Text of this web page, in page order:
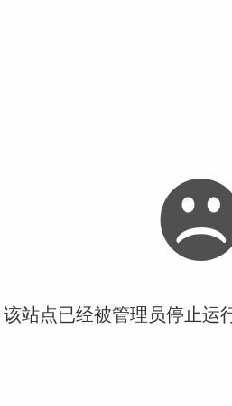
站点已经被管理员停止运